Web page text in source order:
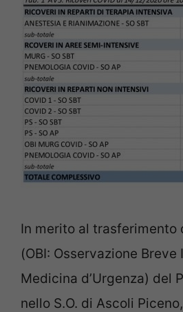
In merito al trasferimento
(OBI: Osservazione Breve
Medicina d’Urgenza) del
nello S.O. di Ascoli